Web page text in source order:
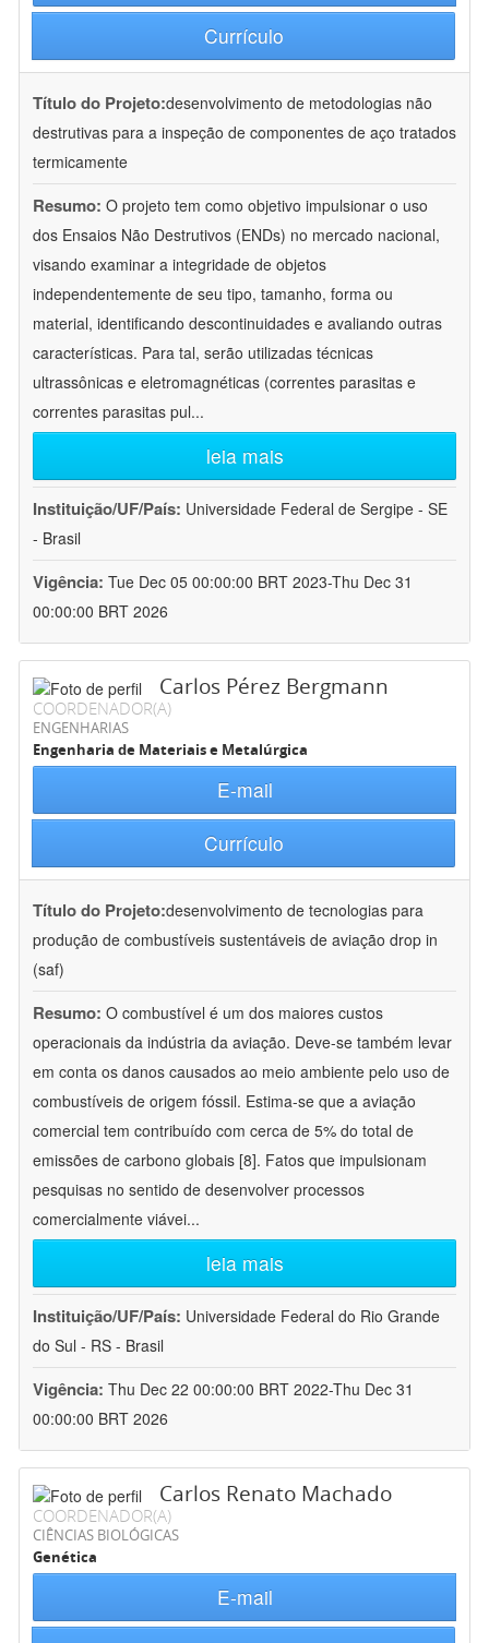
Currículo
Título do Projeto:desenvolvimento de metodologias não
destrutivas para a inspeção de componentes de aço tratados
termicamente
Resumo: O projeto tem como objetivo impulsionar o uso
dos Ensaios Não Destrutivos (ENDs) no mercado nacional,
visando examinar a integridade de objetos
independentemente de seu tipo, tamanho, forma ou
material, identificando descontinuidades e avaliando outras
características. Para tal, serão utilizadas técnicas
ultrassônicas e eletromagnéticas (correntes parasitas e
correntes parasitas pul...
leia mais
Instituição/UF/País: Universidade Federal de Sergipe - SE
- Brasil
Vigência: Tue Dec 05 00:00:00 BRT 2023-Thu Dec 31
00:00:00 BRT 2026
Carlos Pérez Bergmann
COORDENADOR(A)
ENGENHARIAS
Engenharia de Materiais e Metalúrgica
E-mail
Currículo
Título do Projeto:desenvolvimento de tecnologias para
produção de combustíveis sustentáveis de aviação drop in
(saf)
Resumo: O combustível é um dos maiores custos
operacionais da indústria da aviação. Deve-se também levar
em conta os danos causados ao meio ambiente pelo uso de
combustíveis de origem fóssil. Estima-se que a aviação
comercial tem contribuído com cerca de 5% do total de
emissões de carbono globais [8]. Fatos que impulsionam
pesquisas no sentido de desenvolver processos
comercialmente viávei...
leia mais
Instituição/UF/País: Universidade Federal do Rio Grande
do Sul - RS - Brasil
Vigência: Thu Dec 22 00:00:00 BRT 2022-Thu Dec 31
00:00:00 BRT 2026
Carlos Renato Machado
COORDENADOR(A)
CIÊNCIAS BIOLÓGICAS
Genética
E-mail